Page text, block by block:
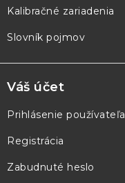
Kalibračné zariadenia
Slovník pojmov
Váš účet
Prihlásenie používateľa
Registrácia
Zabudnuté heslo